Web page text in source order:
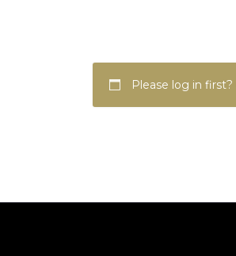
Please log in first?